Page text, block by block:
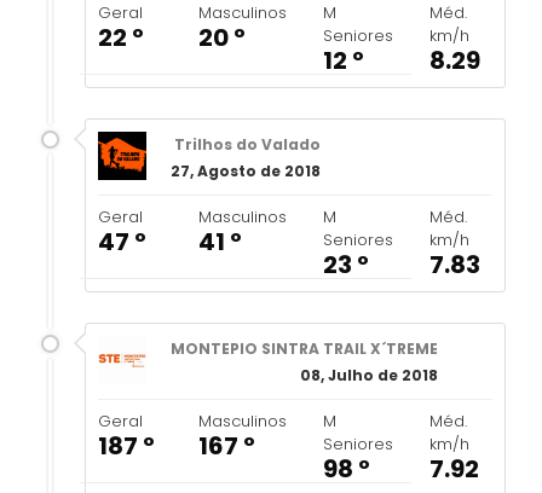
Geral
22 º
Masculinos
20 º
M
Seniores
12 º
Méd.
km/h
8.29
Trilhos do Valado
27, Agosto de 2018
Geral
47 º
Masculinos
41 º
M
Seniores
23 º
Méd.
km/h
7.83
MONTEPIO SINTRA TRAIL X´TREME
08, Julho de 2018
Geral
187 º
Masculinos
167 º
M
Seniores
98 º
Méd.
km/h
7.92